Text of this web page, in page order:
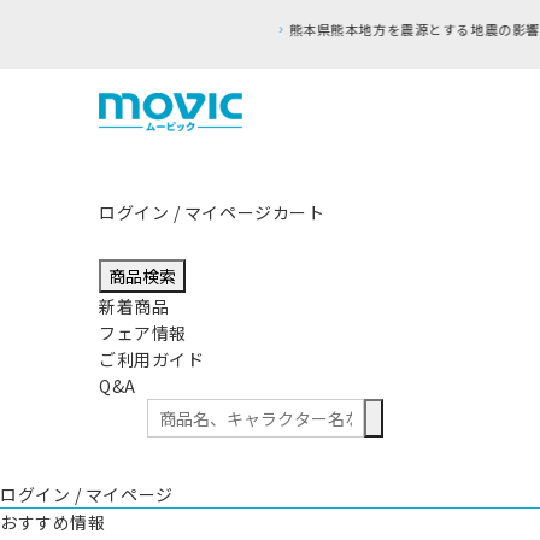
ログイン / マイページカート
商品検索
新着商品
フェア情報
ご利用ガイド
Q&A
ログイン / マイページ
おすすめ情報